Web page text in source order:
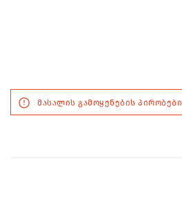
მასალის გამოყენების პირობები